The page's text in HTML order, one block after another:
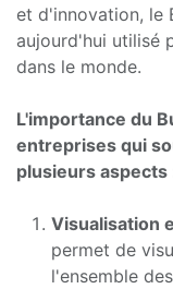
et d'innovation, le
aujourd'hui utilisé
dans le monde.
L'importance du
entreprises qui
plusieurs aspects
Visualisation
permet de
l'ensemble